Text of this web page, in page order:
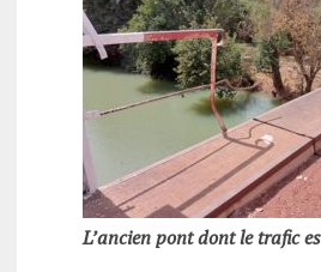
L’ancien pont dont le trafic